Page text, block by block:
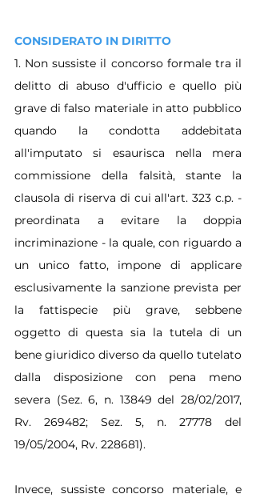
CONSIDERATO IN DIRITTO
1. Non sussiste il concorso formale tra il
delitto di abuso d'ufficio e quello più
grave di falso materiale in atto pubblico
quando la condotta addebitata
all'imputato si esaurisca nella mera
commissione della falsità, stante la
clausola di riserva di cui all'art. 323 c.p. -
preordinata a evitare la doppia
incriminazione - la quale, con riguardo a
un unico fatto, impone di applicare
esclusivamente la sanzione prevista per
la fattispecie più grave, sebbene
oggetto di questa sia la tutela di un
bene giuridico diverso da quello tutelato
dalla disposizione con pena meno
severa (Sez. 6, n. 13849 del 28/02/2017,
Rv. 269482; Sez. 5, n. 27778 del
19/05/2004, Rv. 228681).
Invece, sussiste concorso materiale, e